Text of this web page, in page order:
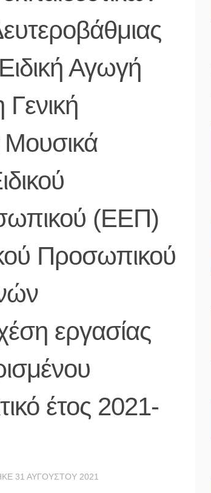
Αγωγή
Μουσικά
(ΕΕΠ)
Προσωπικού
εργασίας
έτος 2021-
31 ΑΥΓΟΎΣΤΟΥ 2021